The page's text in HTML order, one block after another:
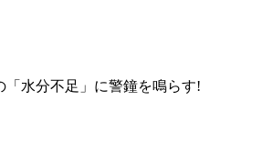
水分不足」に警鐘を鳴らす!